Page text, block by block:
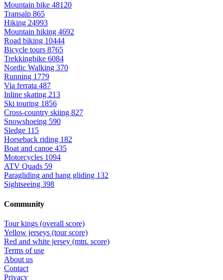
Mountain bike 48120
Transalp 865
Hiking 24993
Mountain hiking 4692
Road biking 10444
Bicycle tours 8765
Trekkingbike 6084
Nordic Walking 370
Running 1779
Via ferrata 487
Inline skating 213
Ski touring 1856
Cross-country skiing 827
Snowshoeing 590
Sledge 115
Horseback riding 182
Boat and canoe 435
Motorcycles 1094
ATV Quads 59
Paragliding and hang gliding 132
Sightseeing 398
Community
Tour kings (overall score)
Yellow jerseys (tour score)
Red and white jersey (mtn. score)
Terms of use
About us
Contact
Privacy